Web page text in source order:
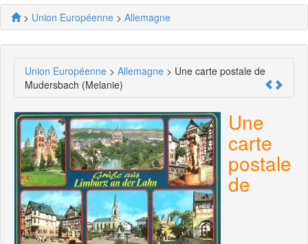
> Union Européenne > Allemagne
Union Européenne > Allemagne > Une carte postale de
Mudersbach (Melanie)
Une
carte
postale
de